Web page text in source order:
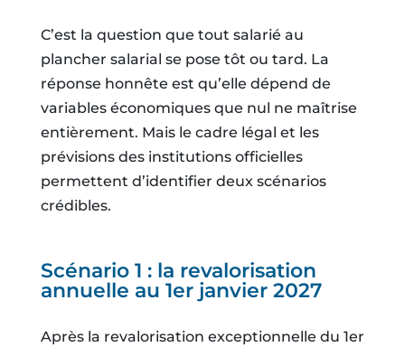
C’est la question que tout salarié au
plancher salarial se pose tôt ou tard. La
réponse honnête est qu’elle dépend de
variables économiques que nul ne maîtrise
entièrement. Mais le cadre légal et les
prévisions des institutions officielles
permettent d’identifier deux scénarios
crédibles.
Scénario 1 : la revalorisation
annuelle au 1er janvier 2027
Après la revalorisation exceptionnelle du 1er